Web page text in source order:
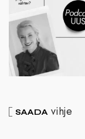
SAADA vihje